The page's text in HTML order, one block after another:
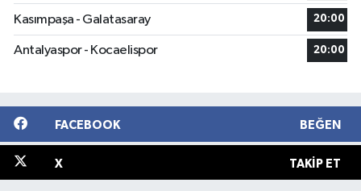
Kasımpaşa - Galatasaray 20:00
Antalyaspor - Kocaelispor 20:00
FACEBOOK BEĞEN
X TAKIP ET